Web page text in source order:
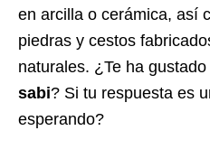
en arcilla o cerámica, así
piedras y cestos
naturales. ¿Te ha gustado
sabi? Si tu respuesta es
esperando?